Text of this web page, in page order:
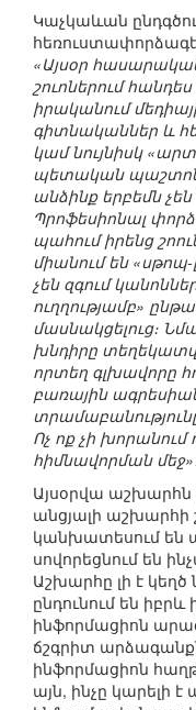
Կաչկաևան
«Այսօր
շուոներում
իրականում
գիտնականներ և
կամ նույնիսկ
պետական
անձինք երբեմն
Պրոֆեսիոնալ
պահում իրենց
միանում են
չեն զգում
ուղղությամբ»
մասնակցելուց։
խնդիրը
որտեղ գլխավորը
բառային
Ոչ ոք չի
հիմնավորման
Այսօրվա աշխարհն
անցյալի աշխարհի
կանխատեսում են
սովորեցնում են
Աշխարհը լի է կեղծ
ընդունում են
ինֆորմացիոն
ճշգրիտ
ինֆորմացիոն
այն, ինչը կարելի